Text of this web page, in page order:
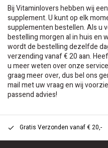
Bij Vitaminlovers hebben wij
supplement. U kunt op elk
supplementen bestellen. Als u
bestelling morgen al in huis en
wordt de bestelling dezelfde
verzending vanaf € 20 aan.
u meer weten over onze
graag meer over, dus bel ons
mail met uw vraag en wij
passend advies!
Gratis Verzonden vanaf € 20,-